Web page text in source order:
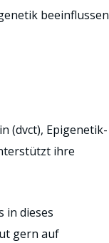
beeinflussen
(dvct), Epigenetik-
ihre
in dieses
gern auf